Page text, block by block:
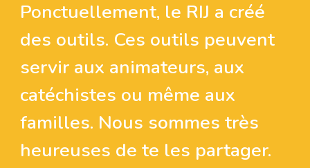
Ponctuellement, le RIJ a créé
des outils. Ces outils peuvent
servir aux animateurs, aux
catéchistes ou même aux
familles. Nous sommes très
heureuses de te les partager.